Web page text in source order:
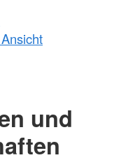
und